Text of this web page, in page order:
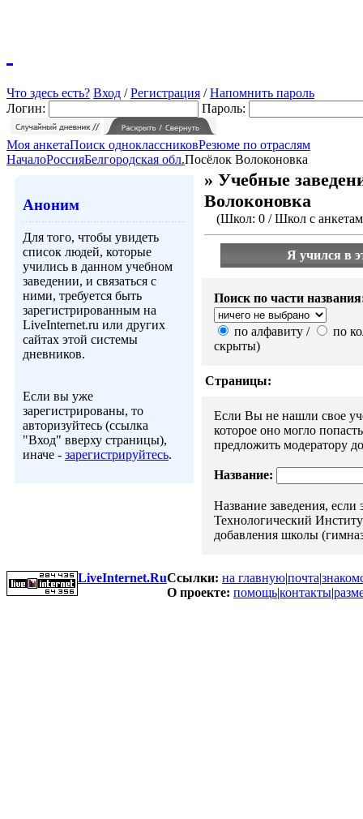
Что здесь есть? Вход /Регистрация /Напомнить пароль
Логин:
Пароль:
Моя анкетаПоиск одноклассниковРезюме по отраслям
НачалоРоссияБелгородская обл.Посёлок Волоконовка
Аноним
Для того, чтобы увидеть
список людей, которые
учились в данном учебном
заведении, и связаться с
ними, требуется быть
зарегистрированным на
LiveInternet.ru или других
сайтах этой системы
дневников.
Если вы уже
зарегистрированы, то
авторизуйтесь (ссылка
"Вход" вверху страницы),
иначе - зарегистрируйтесь.
» Учебные
Волоконовка
(Школ: 0 / Школ с
Я учился в
Поиск по части
по алфавиту /
по
скрыты)
Страницы:
Если Вы не нашли свое
которое оно могло
предложить модератору
Название:
Название заведения,
Технологический
добавления школы
LiveInternet.RuСсылки: на главную|почта|
О проекте: помощь|контакты|